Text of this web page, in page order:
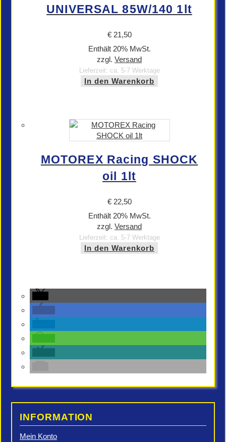
UNIVERSAL 85W/140 1lt
€21,50
Enthält 20% MwSt.
zzgl. Versand
Lieferzeit: ca. 5-7 Werktage
In den Warenkorb
MOTOREX Racing SHOCK
oil 1lt
€22,50
Enthält 20% MwSt.
zzgl. Versand
Lieferzeit: ca. 5-7 Werktage
In den Warenkorb
INFORMATION
Mein Konto